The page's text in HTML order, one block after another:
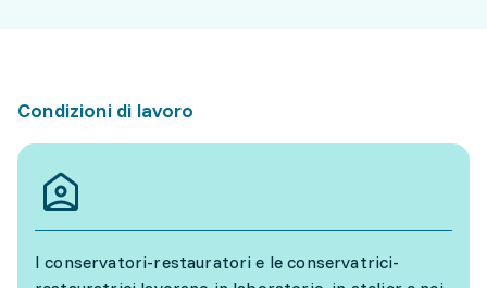
Condizioni di lavoro
I conservatori-restauratori e le conservatrici-